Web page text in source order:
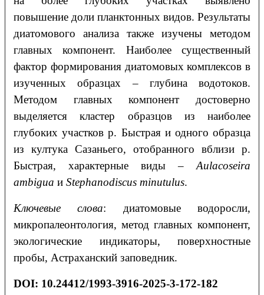
повышение доли планктонных видов. Результаты
диатомового анализа также изучены методом
главных компонент. Наиболее существенный
фактор формирования диатомовых комплексов в
изученных образцах – глубина водотоков.
Методом главных компонент достоверно
выделяется кластер образцов из наиболее
глубоких участков р. Быстрая и одного образца
из култука Сазаньего, отобранного вблизи р.
Быстрая, характерные виды –Aulacoseira
ambigua и Stephanodiscus minutulus.
Ключевые слова: диатомовые водоросли,
микропалеонтология, метод главных компонент,
экологические индикаторы, поверхностные
пробы, Астраханский заповедник.
DOI: 10.24412/1993-3916-2025-3-172-182